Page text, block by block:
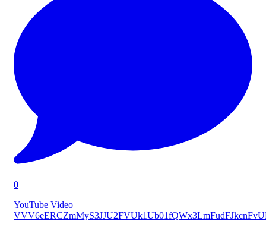
0
YouTube Video